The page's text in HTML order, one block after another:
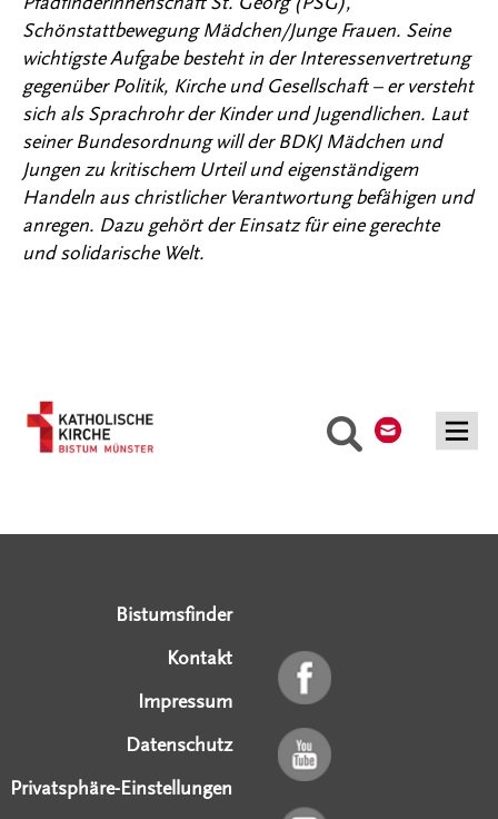
Suche
Schönstattbewegung Mädchen/Junge Frauen. Seine
wichtigste Aufgabe besteht in der Interessenvertretung
gegenüber Politik, Kirche und Gesellschaft – er versteht
sich als Sprachrohr der Kinder und Jugendlichen. Laut
seiner Bundesordnung will der BDKJ Mädchen und
Jungen zu kritischem Urteil und eigenständigem
Handeln aus christlicher Verantwortung befähigen und
anregen. Dazu gehört der Einsatz für eine gerechte
und solidarische Welt.
Bistumsfinder
Kontakt
Impressum
Datenschutz
Privatsphäre-Einstellungen